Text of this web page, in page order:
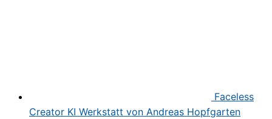
Faceless
Creator KI Werkstatt von Andreas Hopfgarten